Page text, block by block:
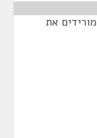
אנחנו מצביעים על סעיף 1 וסעיף 2 ובסעיף 2 מורידים את